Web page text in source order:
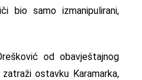
bio samo izmanipulirani,
od obavještajnog
ostavku Karamarka,